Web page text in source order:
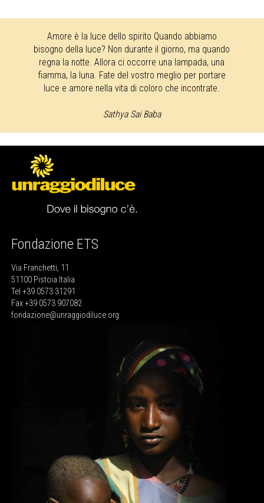
Amore è la luce dello spirito Quando abbiamo
bisogno della luce? Non durante il giorno, ma quando
regna la notte. Allora ci occorre una lampada, una
fiamma, la luna. Fate del vostro meglio per portare
luce e amore nella vita di coloro che incontrate.
Sathya Sai Baba
Fondazione ETS
Via Franchetti, 11
51100 Pistoia Italia
Tel +39 0573 31291
Fax +39 0573 907082
fondazione@unraggiodiluce.org